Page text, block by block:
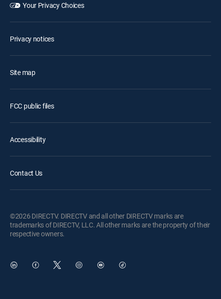
Your Privacy Choices
Privacy notices
Site map
FCC public files
Accessibility
Contact Us
©2026 DIRECTV. DIRECTV and all other DIRECTV marks are
trademarks of DIRECTV, LLC. All other marks are the property of their
respective owners.